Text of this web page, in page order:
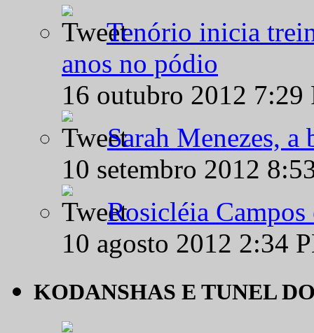
Tenório inicia
anos no pódio
16 outubro 2012
Sarah Menezes,
10 setembro 2012
Rosicléia
10 agosto 2012 2:34
KODANSHAS E TUNEL